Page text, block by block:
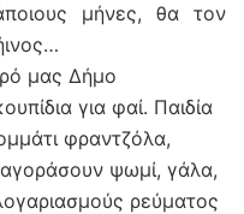
μήνες, θα τον
μας Δήμο
για φαί. Παιδία
φραντζόλα,
ψωμί, γάλα,
ρεύματος